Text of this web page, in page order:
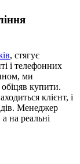
, стягує
і телефонних
ми
купити.
клієнт, і
Менеджер
на реальні